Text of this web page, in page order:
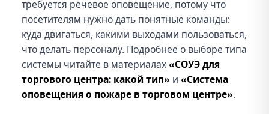
требуется речевое оповещение, потому что
посетителям нужно дать понятные команды:
куда двигаться, какими выходами пользоваться,
что делать персоналу. Подробнее о выборе типа
системы читайте в материалах«СОУЭ для
торгового центра: какой тип» и «Система
оповещения о пожаре в торговом центре».